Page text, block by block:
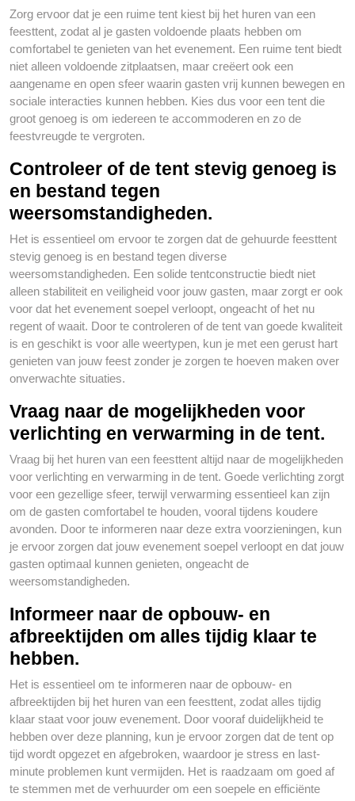
Zorg ervoor dat je een ruime tent kiest bij het huren van een
feesttent, zodat al je gasten voldoende plaats hebben om
comfortabel te genieten van het evenement. Een ruime tent biedt
niet alleen voldoende zitplaatsen, maar creëert ook een
aangename en open sfeer waarin gasten vrij kunnen bewegen en
sociale interacties kunnen hebben. Kies dus voor een tent die
groot genoeg is om iedereen te accommoderen en zo de
feestvreugde te vergroten.
Controleer of de tent stevig genoeg is
en bestand tegen
weersomstandigheden.
Het is essentieel om ervoor te zorgen dat de gehuurde feesttent
stevig genoeg is en bestand tegen diverse
weersomstandigheden. Een solide tentconstructie biedt niet
alleen stabiliteit en veiligheid voor jouw gasten, maar zorgt er ook
voor dat het evenement soepel verloopt, ongeacht of het nu
regent of waait. Door te controleren of de tent van goede kwaliteit
is en geschikt is voor alle weertypen, kun je met een gerust hart
genieten van jouw feest zonder je zorgen te hoeven maken over
onverwachte situaties.
Vraag naar de mogelijkheden voor
verlichting en verwarming in de tent.
Vraag bij het huren van een feesttent altijd naar de mogelijkheden
voor verlichting en verwarming in de tent. Goede verlichting zorgt
voor een gezellige sfeer, terwijl verwarming essentieel kan zijn
om de gasten comfortabel te houden, vooral tijdens koudere
avonden. Door te informeren naar deze extra voorzieningen, kun
je ervoor zorgen dat jouw evenement soepel verloopt en dat jouw
gasten optimaal kunnen genieten, ongeacht de
weersomstandigheden.
Informeer naar de opbouw- en
afbreektijden om alles tijdig klaar te
hebben.
Het is essentieel om te informeren naar de opbouw- en
afbreektijden bij het huren van een feesttent, zodat alles tijdig
klaar staat voor jouw evenement. Door vooraf duidelijkheid te
hebben over deze planning, kun je ervoor zorgen dat de tent op
tijd wordt opgezet en afgebroken, waardoor je stress en last-
minute problemen kunt vermijden. Het is raadzaam om goed af
te stemmen met de verhuurder om een soepele en efficiënte